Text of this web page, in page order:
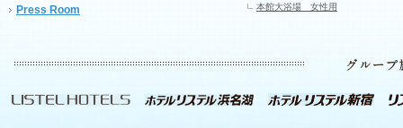
Press Room
本館大浴場 女性用